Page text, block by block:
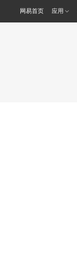
网易首页 应用